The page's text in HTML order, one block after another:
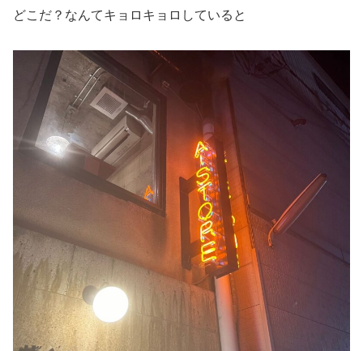
どこだ？なんてキョロキョロしていると